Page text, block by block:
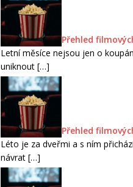
Přehled
Letní měsíce nejsou jen o
uniknout […]
Přehled
Léto je za dveřmi a s ním
návrat […]